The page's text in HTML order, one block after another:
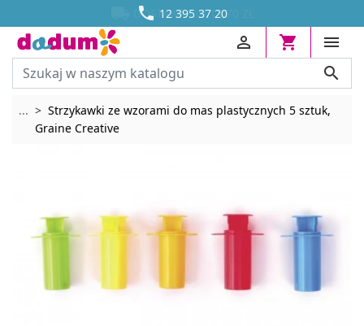
 12 395 37 20
DOSTAWA OD 13,70 ZŁ





... Rozwiń breadcrumbs
Strzykawki ze wzorami do mas plastycznych 5 sztuk,
Graine Creative